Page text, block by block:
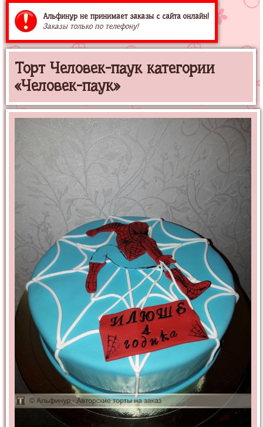
Альфинур не принимает заказы с сайта онлайн!
Заказы только по телефону!
Торт Человек-паук категории
«Человек-паук»